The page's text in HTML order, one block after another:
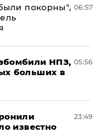
покорны", 06:57
НПЗ,
больших в
05:56
известно
23:49